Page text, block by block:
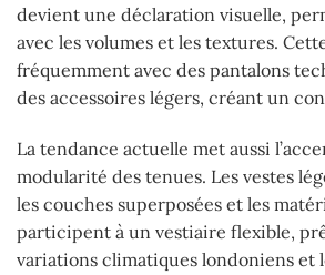
devient une déclaration visuelle,
avec les volumes et les textures.
fréquemment avec des pantalons
des accessoires légers, créant un
La tendance actuelle met aussi
modularité des tenues. Les vestes
les couches superposées et les
participent à un vestiaire flexible,
variations climatiques londoniens et